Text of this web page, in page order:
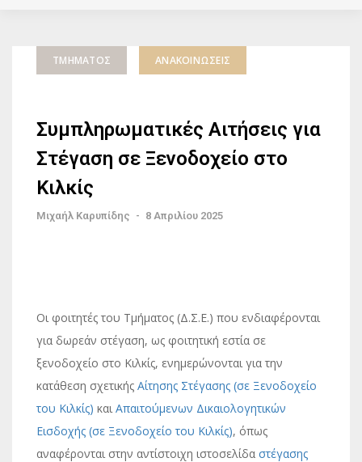
ΤΜΉΜΑΤΟΣ ΑΝΑΚΟΙΝΏΣΕΙΣ
Συμπληρωματικές Αιτήσεις για
Στέγαση σε Ξενοδοχείο στο
Κιλκίς
Μιχαήλ Καρυπίδης - 8 Απριλίου 2025
Οι φοιτητές του Τμήματος (Δ.Σ.Ε.) που ενδιαφέρονται
για δωρεάν στέγαση, ως φοιτητική εστία σε
ξενοδοχείο στο Κιλκίς, ενημερώνονται για την
κατάθεση σχετικής Αίτησης Στέγασης (σε Ξενοδοχείο
του Κιλκίς) καιΑπαιτούμενων Δικαιολογητικών
Εισδοχής (σε Ξενοδοχείο του Κιλκίς), όπως
αναφέρονται στην αντίστοιχη ιστοσελίδα στέγασης